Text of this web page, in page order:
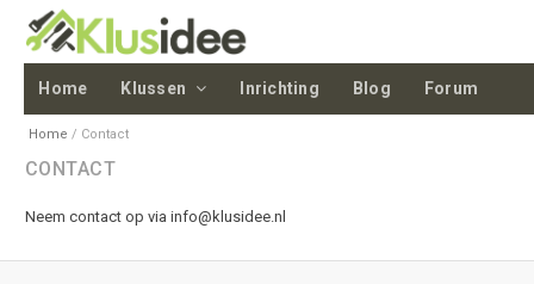
Home Klussen Inrichting Blog Forum
Home / Contact
CONTACT
Neem contact op via info@klusidee.nl